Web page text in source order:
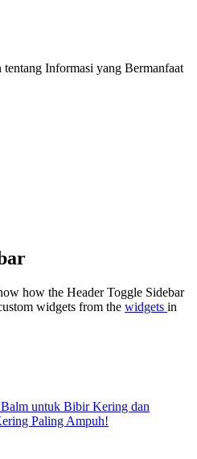
tentang Informasi yang Bermanfaat
how the Header Toggle Sidebar
widgets from the widgets in
untuk Bibir Kering dan
Paling Ampuh!